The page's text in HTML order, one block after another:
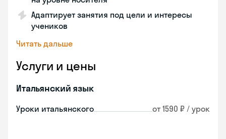
Адаптирует занятия под цели и интересы
учеников
Читать дальше
Услуги и цены
Итальянский язык
Уроки итальянского от 1590 ₽ / урок